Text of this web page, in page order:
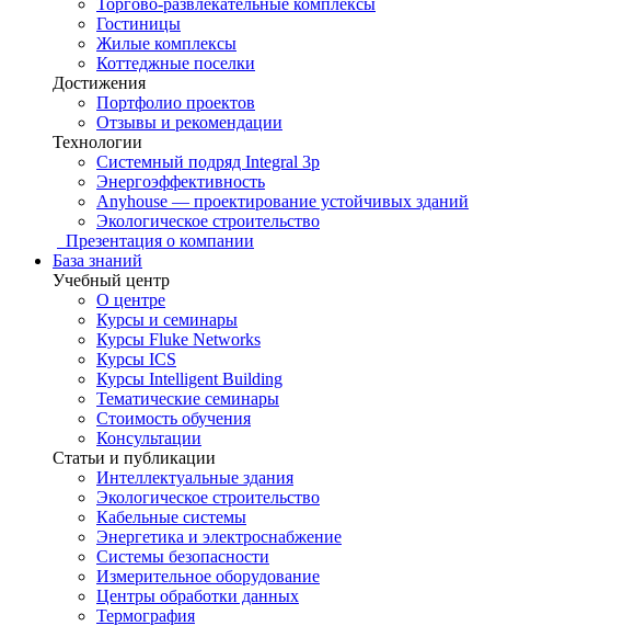
Гостиницы
Жилые комплексы
Коттеджные поселки
Достижения
Портфолио проектов
Отзывы и рекомендации
Технологии
Системный подряд Integral 3p
Энергоэффективность
Anyhouse — проектирование устойчивых зданий
Экологическое строительство
Презентация о компании
База знаний
Учебный центр
О центре
Курсы и семинары
Курсы Fluke Networks
Курсы ICS
Курсы Intelligent Building
Тематические семинары
Стоимость обучения
Консультации
Статьи и публикации
Интеллектуальные здания
Экологическое строительство
Кабельные системы
Энергетика и электроснабжение
Системы безопасности
Измерительное оборудование
Центры обработки данных
Термография